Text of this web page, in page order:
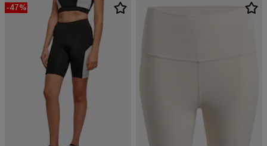
-47%